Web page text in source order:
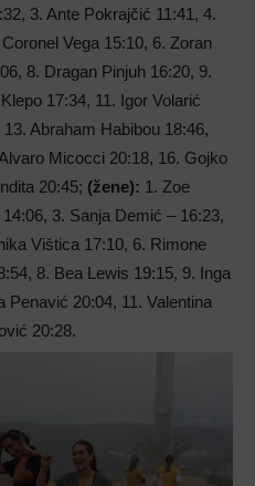
3. Ante Pokrajčić 11:41, 4.
Vega 15:10, 6. Zoran
8. Dragan Pinjuh 16:20, 9.
17:34, 11. Igor Volarić
Abraham Habibou 18:46,
Micocci 20:18, 16. Gojko
20:45; (žene): 1. Zoe
3. Sanja Demić – 16:23,
Vištica 17:10, 6. Rimone
8. Bea Lewis 19:15, 9. Inga
Penavić 20:04, 11. Valentina
20:28.